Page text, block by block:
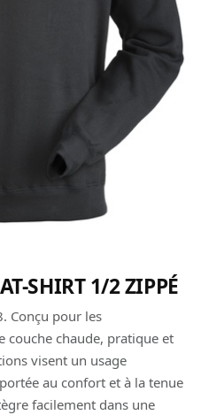
SHIRT 1/2 ZIPPÉ
Conçu pour les
couche chaude, pratique et
visent un usage
au confort et à la tenue
facilement dans une